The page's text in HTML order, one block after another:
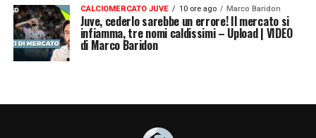
CALCIOMERCATO JUVE 10 ore ago Marco Baridon
Juve, cederlo sarebbe un errore! Il mercato si
infiamma, tre nomi caldissimi – Upload | VIDEO
di Marco Baridon